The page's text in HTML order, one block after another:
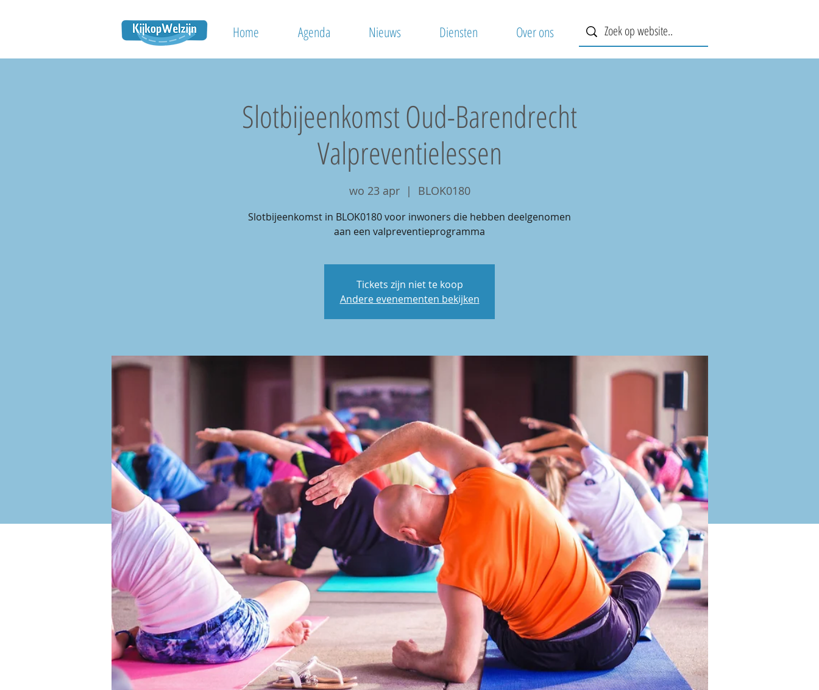
Home Agenda Nieuws Diensten Over ons
Slotbijeenkomst Oud-Barendrecht
Valpreventielessen
wo 23 apr
  |
BLOK0180
Slotbijeenkomst in BLOK0180 voor inwoners die hebben deelgenomen
aan een valpreventieprogramma
Tickets zijn niet te koop
Andere evenementen bekijken